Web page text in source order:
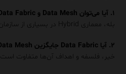
۱. آیا می‌توان Data Mesh و Data Fabric را با هم ترکیب کرد؟
بله، معماری Hybrid در بسیاری از سازمان‌ها نتیجه بهتری داده است.
۲. آیا Data Fabric جایگزین Data Mesh می‌شود؟
خیر، فلسفه و اهداف آن‌ها متفاوت است.